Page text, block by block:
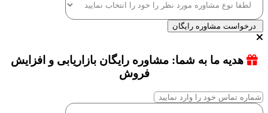
درخواست مشاوره رایگان
هدیه ما به شما: مشاوره رایگان بازاریابی و افزایش
فروش